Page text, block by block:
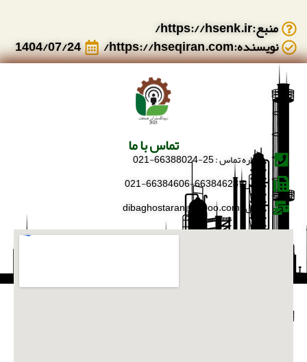
منبع:https://hsenk.ir/
نویسنده:https://hseqiran.com/ 1404/07/24
تماس با ما
شماره تماس : 25-66388024-021
فکس : 66384628-66384606-021
ایمیل : dibaghostaran@yahoo.com